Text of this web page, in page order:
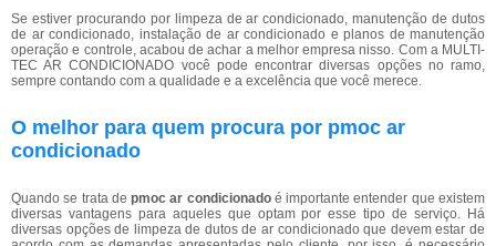
Se estiver procurando por limpeza de ar condicionado, manutenção de dutos
de ar condicionado, instalação de ar condicionado e planos de manutenção
operação e controle, acabou de achar a melhor empresa nisso. Com a MULTI-
TEC AR CONDICIONADO você pode encontrar diversas opções no ramo,
sempre contando com a qualidade e a excelência que você merece.
O melhor para quem procura por pmoc ar
condicionado
Quando se trata depmoc ar condicionadoé importante entender que existem
diversas vantagens para aqueles que optam por esse tipo de serviço. Há
diversas opções de limpeza de dutos de ar condicionado que devem estar de